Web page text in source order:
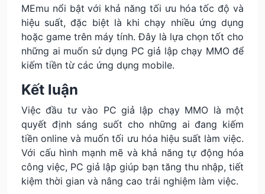
MEmu nổi bật với khả năng tối ưu hóa tốc độ và
hiệu suất, đặc biệt là khi chạy nhiều ứng dụng
hoặc game trên máy tính. Đây là lựa chọn tốt cho
những ai muốn sử dụng PC giả lập chạy MMO để
kiếm tiền từ các ứng dụng mobile.
Kết luận
Việc đầu tư vào PC giả lập chạy MMO là một
quyết định sáng suốt cho những ai đang kiếm
tiền online và muốn tối ưu hóa hiệu suất làm việc.
Với cấu hình mạnh mẽ và khả năng tự động hóa
công việc, PC giả lập giúp bạn tăng thu nhập, tiết
kiệm thời gian và nâng cao trải nghiệm làm việc.